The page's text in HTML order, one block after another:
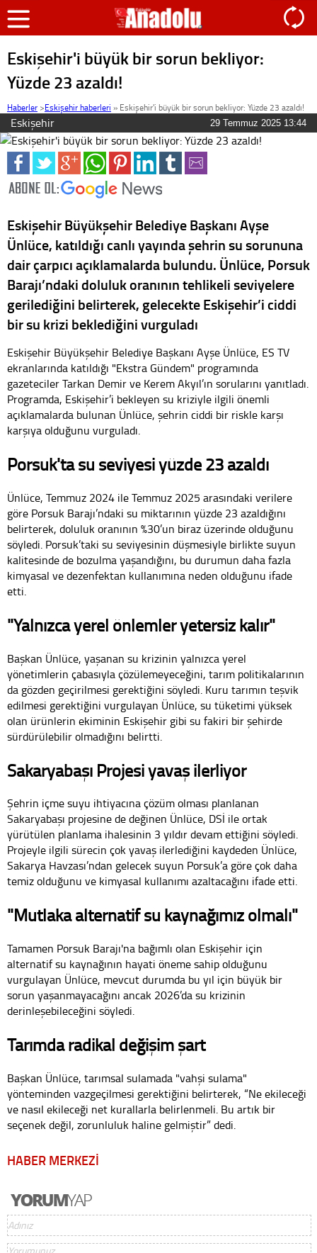
Eskişehir'i büyük bir sorun bekliyor:
Yüzde 23 azaldı!
Haberler >Eskişehir haberleri » Eskişehir'i büyük bir sorun bekliyor: Yüzde 23 azaldı!
Eskişehir 29 Temmuz 2025 13:44
Eskişehir Büyükşehir Belediye Başkanı Ayşe
Ünlüce, katıldığı canlı yayında şehrin su sorununa
dair çarpıcı açıklamalarda bulundu. Ünlüce, Porsuk
Barajı’ndaki doluluk oranının tehlikeli seviyelere
gerilediğini belirterek, gelecekte Eskişehir’i ciddi
bir su krizi beklediğini vurguladı
Eskişehir Büyükşehir Belediye Başkanı Ayşe Ünlüce, ES TV
ekranlarında katıldığı "Ekstra Gündem" programında
gazeteciler Tarkan Demir ve Kerem Akyıl’ın sorularını yanıtladı.
Programda, Eskişehir’i bekleyen su kriziyle ilgili önemli
açıklamalarda bulunan Ünlüce, şehrin ciddi bir riskle karşı
karşıya olduğunu vurguladı.
Porsuk'ta su seviyesi yüzde 23 azaldı
Ünlüce, Temmuz 2024 ile Temmuz 2025 arasındaki verilere
göre Porsuk Barajı’ndaki su miktarının yüzde 23 azaldığını
belirterek, doluluk oranının %30’un biraz üzerinde olduğunu
söyledi. Porsuk’taki su seviyesinin düşmesiyle birlikte suyun
kalitesinde de bozulma yaşandığını, bu durumun daha fazla
kimyasal ve dezenfektan kullanımına neden olduğunu ifade
etti.
"Yalnızca yerel önlemler yetersiz kalır"
Başkan Ünlüce, yaşanan su krizinin yalnızca yerel
yönetimlerin çabasıyla çözülemeyeceğini, tarım politikalarının
da gözden geçirilmesi gerektiğini söyledi. Kuru tarımın teşvik
edilmesi gerektiğini vurgulayan Ünlüce, su tüketimi yüksek
olan ürünlerin ekiminin Eskişehir gibi su fakiri bir şehirde
sürdürülebilir olmadığını belirtti.
Sakaryabaşı Projesi yavaş ilerliyor
Şehrin içme suyu ihtiyacına çözüm olması planlanan
Sakaryabaşı projesine de değinen Ünlüce, DSİ ile ortak
yürütülen planlama ihalesinin 3 yıldır devam ettiğini söyledi.
Projeyle ilgili sürecin çok yavaş ilerlediğini kaydeden Ünlüce,
Sakarya Havzası’ndan gelecek suyun Porsuk’a göre çok daha
temiz olduğunu ve kimyasal kullanımı azaltacağını ifade etti.
"Mutlaka alternatif su kaynağımız olmalı"
Tamamen Porsuk Barajı'na bağımlı olan Eskişehir için
alternatif su kaynağının hayati öneme sahip olduğunu
vurgulayan Ünlüce, mevcut durumda bu yıl için büyük bir
sorun yaşanmayacağını ancak 2026’da su krizinin
derinleşebileceğini söyledi.
Tarımda radikal değişim şart
Başkan Ünlüce, tarımsal sulamada "vahşi sulama"
yönteminden vazgeçilmesi gerektiğini belirterek, “Ne ekileceği
ve nasıl ekileceği net kurallarla belirlenmeli. Bu artık bir
seçenek değil, zorunluluk haline gelmiştir” dedi.
HABER MERKEZİ